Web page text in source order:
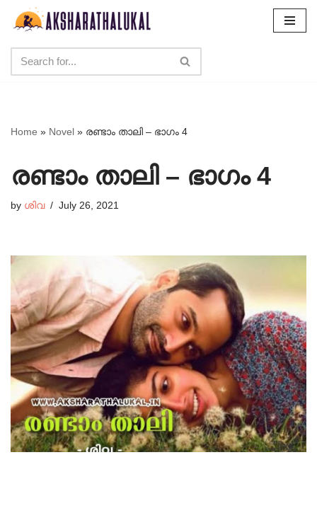
content
Home » Novel » രണ്ടാം താലി – ഭാഗം 4
രണ്ടാം താലി – ഭാഗം 4
by ശിവ July 26, 2021